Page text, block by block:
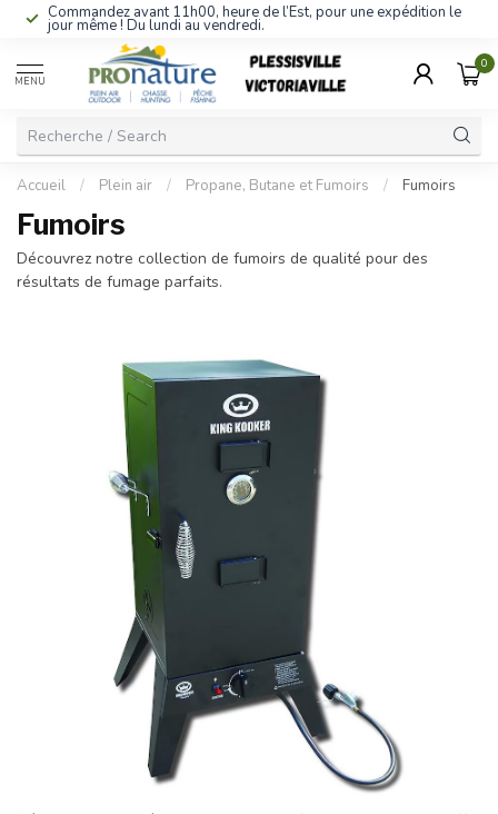
Commandez avant 11h00, heure de l’Est, pour une expédition le
jour même ! Du lundi au vendredi.
MENU
0
Accueil / Plein air / Propane, Butane et Fumoirs / Fumoirs
Fumoirs
Découvrez notre collection de fumoirs de qualité pour des
résultats de fumage parfaits.